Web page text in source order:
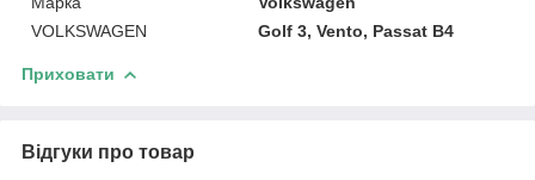
VOLKSWAGEN
Golf 3, Vento, Passat B4
Приховати
Відгуки про товар